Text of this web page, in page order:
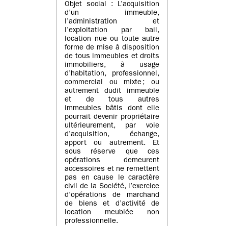
Objet social : L’acquisition
d’un immeuble,
l’administration et
l’exploitation par bail,
location nue ou toute autre
forme de mise à disposition
de tous immeubles et droits
immobiliers, à usage
d’habitation, professionnel,
commercial ou mixte ; ou
autrement dudit immeuble
et de tous autres
immeubles bâtis dont elle
pourrait devenir propriétaire
ultérieurement, par voie
d’acquisition, échange,
apport ou autrement. Et
sous réserve que ces
opérations demeurent
accessoires et ne remettent
pas en cause le caractère
civil de la Société, l’exercice
d’opérations de marchand
de biens et d’activité de
location meublée non
professionnelle.